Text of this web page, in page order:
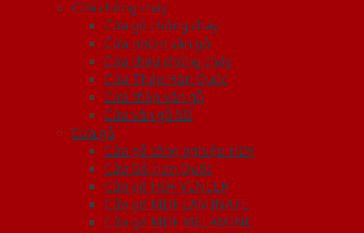
Cửa chống cháy
Cửa gỗ chống cháy
Cửa nhôm vân gỗ
Cửa thép chống cháy
Cửa Thép Hàn Quốc
Cửa thép vân gỗ
Cửa vân gỗ 5D
Cửa gỗ
Cửa gỗ công nghiệp HDF
Cửa Gỗ Hàn Quốc
Cửa gỗ HDF VENEER
Cửa gỗ MDF LAMINATE
Cửa gỗ MDF MELAMINE